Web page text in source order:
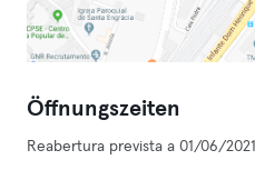
Öffnungszeiten
Reabertura prevista a 01/06/2021